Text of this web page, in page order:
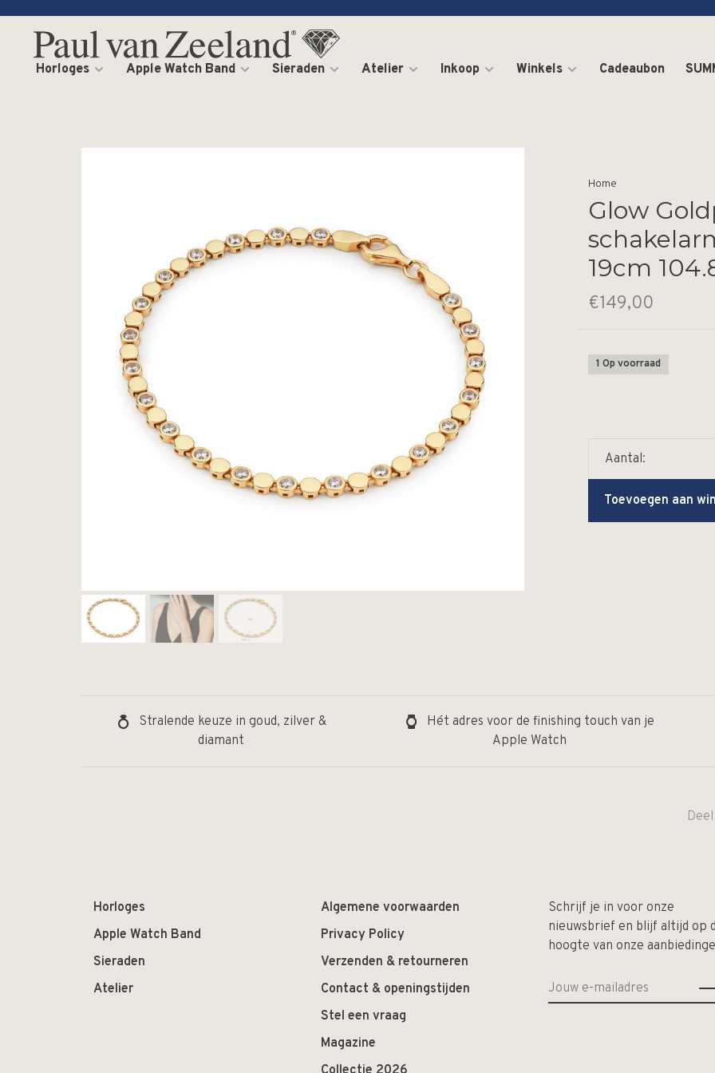
Horloges Apple Watch Band Sieraden Atelier Inkoop Winkels Cadeaubon
Home
Glow
19cm
€149,00
1 Op voorraad
Aantal:
Toevoegen aan
Stralende keuze in goud, zilver &
diamant
Hét adres voor de finishing touch van je
Apple Watch
Horloges
Apple Watch Band
Sieraden
Atelier
Algemene voorwaarden
Privacy Policy
Verzenden & retourneren
Contact & openingstijden
Stel een vraag
Magazine
Schrijf je in voor onze
nieuwsbrief en blijf altijd op
hoogte van onze